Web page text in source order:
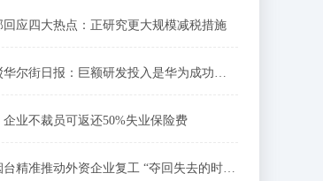
回应四大热点：正研究更大规模减税措施
华为驳华尔街日报：巨额研发投入是华为成功关键
企业不裁员可返还50%失业保险费
山东烟台精准推动外资企业复工 “夺回失去的时间”